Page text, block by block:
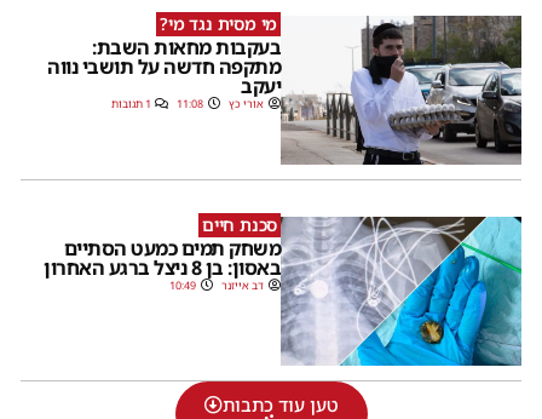
מי מסית נגד מי?
בעקבות מחאות השבת:
מתקפה חדשה על תושבי נווה
יעקב
אורי כץ 11:08 1 תגובות
סכנת חיים
משחק תמים כמעט הסתיים
באסון: בן 8 ניצל ברגע האחרון
דב אייזנר 10:49
טען עוד כתבות